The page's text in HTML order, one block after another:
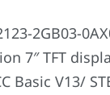
2GB03-
7″ TFT
Basic V13/